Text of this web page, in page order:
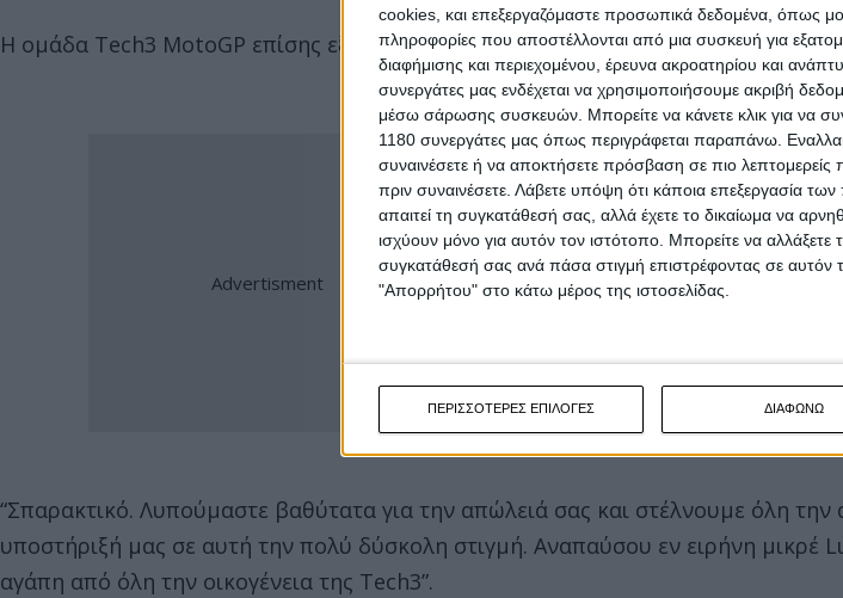
cookies, και επεξεργαζόμαστε προσωπικά δεδομένα, όπως
πληροφορίες που αποστέλλονται από μια συσκευή για
διαφήμισης και περιεχομένου, έρευνα ακροατηρίου και
συνεργάτες μας ενδέχεται να χρησιμοποιήσουμε ακριβή
μέσω σάρωσης συσκευών. Μπορείτε να κάνετε κλικ για να
1180 συνεργάτες μας όπως περιγράφεται παραπάνω.
συναινέσετε ή να αποκτήσετε πρόσβαση σε πιο λεπτομερείς
πριν συναινέσετε. Λάβετε υπόψη ότι κάποια επεξεργασία
απαιτεί τη συγκατάθεσή σας, αλλά έχετε το δικαίωμα να
ισχύουν μόνο για αυτόν τον ιστότοπο. Μπορείτε να αλλάξετε
συγκατάθεσή σας ανά πάσα στιγμή επιστρέφοντας σε αυτόν
"Απορρήτου" στο κάτω μέρος της ιστοσελίδας.
ΠΕΡΙΣΣΟΤΕΡΕΣ ΕΠΙΛΟΓΕΣ ΔΙΑΦΩΝΩ
Η ομάδα Tech3 MotoGP επίσης εξέφρασε τη θλίψη και την αλληλεγγύη της:
“Σπαρακτικό. Λυπούμαστε βαθύτατα για την απώλειά σας και στέλνουμε όλη την
υποστήριξή μας σε αυτή την πολύ δύσκολη στιγμή. Αναπαύσου εν ειρήνη μικρέ
αγάπη από όλη την οικογένεια της Tech3”.